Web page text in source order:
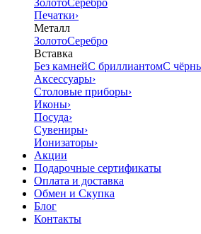
ЗолотоСеребро
Печатки›
Металл
ЗолотоСеребро
Вставка
Без камнейС бриллиантомС
Аксессуары›
Столовые приборы›
Иконы›
Посуда›
Сувениры›
Ионизаторы›
Акции
Подарочные сертификаты
Оплата и доставка
Обмен и Скупка
Блог
Контакты